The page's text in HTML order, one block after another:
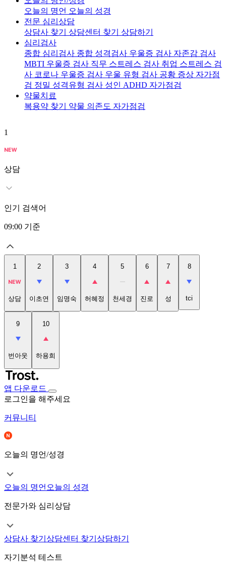
오늘의 명언 오늘의 성경
전문 심리상담
상담사 찾기 상담센터 찾기 상담하기
심리검사
종합 심리검사 종합 성격검사 우울증 검사 자존감 검사
MBTI 우울증 검사 직무 스트레스 검사 취업 스트레스 검
사 코로나 우울증 검사 우울 유형 검사 공황 증상 자가점
검 정밀 성격유형 검사 성인 ADHD 자가점검
약물치료
복용약 찾기 약물 의존도 자가점검
1
상담
인기 검색어
09:00 기준
1
상담
2
이초연
3
임명숙
4
허혜정
5
천세경
6
진로
7
성
8
tci
9
번아웃
10
하용희
앱 다운로드
로그인을 해주세요
커뮤니티
오늘의 명언/성경
오늘의 명언 오늘의 성경
전문가와 심리상담
상담사 찾기 상담센터 찾기 상담하기
자기분석 테스트